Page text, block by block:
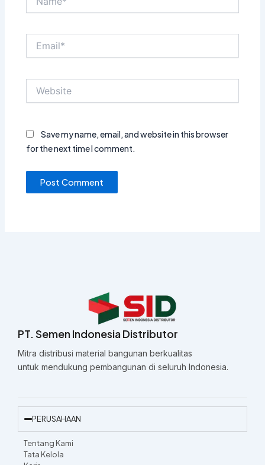
Save my name, email, and website in this browser
for the next time I comment.
PT. Semen Indonesia Distributor
Mitra distribusi material bangunan berkualitas
untuk mendukung pembangunan di seluruh Indonesia.
PERUSAHAAN
Tentang Kami
Tata Kelola